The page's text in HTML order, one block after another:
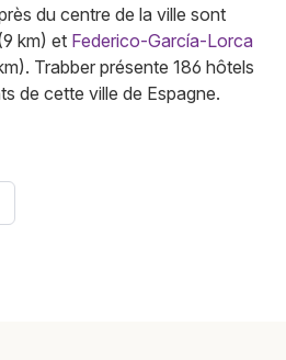
du centre de la ville sont
km) et Federico-García-Lorca
Trabber présente 186 hôtels
de cette ville de Espagne.